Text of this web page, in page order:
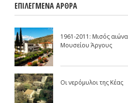
ΕΠΙΛΕΓΜΕΝΑ ΑΡΘΡΑ
1961-2011: Μισός
Μουσείου Άργους
Οι νερόμυλοι της Κέας